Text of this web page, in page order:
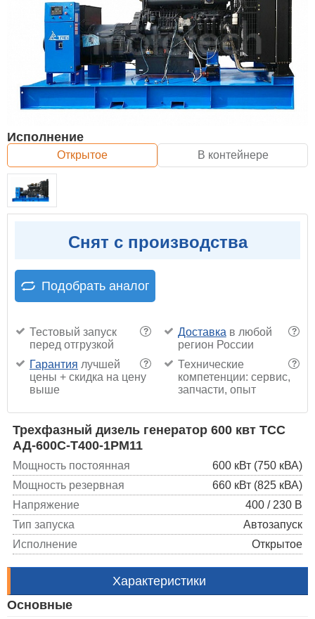
Исполнение
Открытое В контейнере
Снят с производства
Подобрать аналог
?
Тестовый запуск
перед отгрузкой
?
Доставка в любой
регион России
?
Гарантия лучшей
цены + скидка на цену
выше
?
Технические
компетенции: сервис,
запчасти, опыт
Трехфазный дизель генератор 600 квт ТСС
АД-600С-Т400-1РМ11
Мощность постоянная
600 кВт (750 кВА)
Мощность резервная
660 кВт (825 кВА)
Напряжение
400 / 230 В
Тип запуска
Автозапуск
Исполнение
Открытое
Характеристики
Основные